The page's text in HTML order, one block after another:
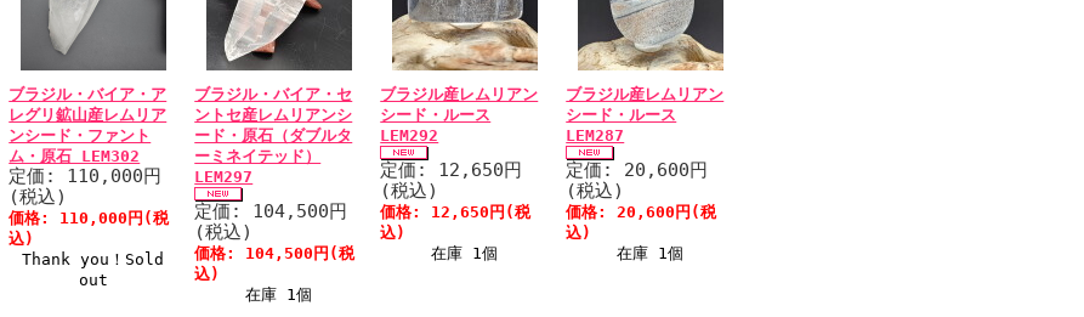
ブラジル・バイア・ア
レグリ鉱山産レムリア
ンシード・ファント
ム・原石 LEM302
定価: 110,000円
(税込)
価格: 110,000円(税
込)
Thank you！Sold
out
ブラジル・バイア・セ
ントセ産レムリアンシ
ード・原石（ダブルタ
ーミネイテッド）
LEM297
定価: 104,500円
(税込)
価格: 104,500円(税
込)
在庫 1個
ブラジル産レムリアン
シード・ルース
LEM292
定価: 12,650円
(税込)
価格: 12,650円(税
込)
在庫 1個
ブラジル産レムリアン
シード・ルース
LEM287
定価: 20,600円
(税込)
価格: 20,600円(税
込)
在庫 1個